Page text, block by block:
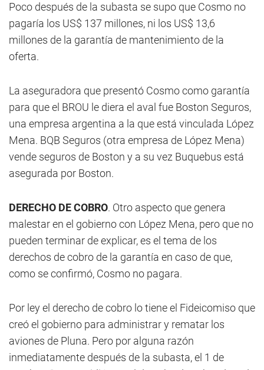
Poco después de la subasta se supo que Cosmo no
pagaría los US$ 137 millones, ni los US$ 13,6
millones de la garantía de mantenimiento de la
oferta.
La aseguradora que presentó Cosmo como garantía
para que el BROU le diera el aval fue Boston Seguros,
una empresa argentina a la que está vinculada López
Mena. BQB Seguros (otra empresa de López Mena)
vende seguros de Boston y a su vez Buquebus está
asegurada por Boston.
DERECHO DE COBRO. Otro aspecto que genera
malestar en el gobierno con López Mena, pero que no
pueden terminar de explicar, es el tema de los
derechos de cobro de la garantía en caso de que,
como se confirmó, Cosmo no pagara.
Por ley el derecho de cobro lo tiene el Fideicomiso que
creó el gobierno para administrar y rematar los
aviones de Pluna. Pero por alguna razón
inmediatamente después de la subasta, el 1 de